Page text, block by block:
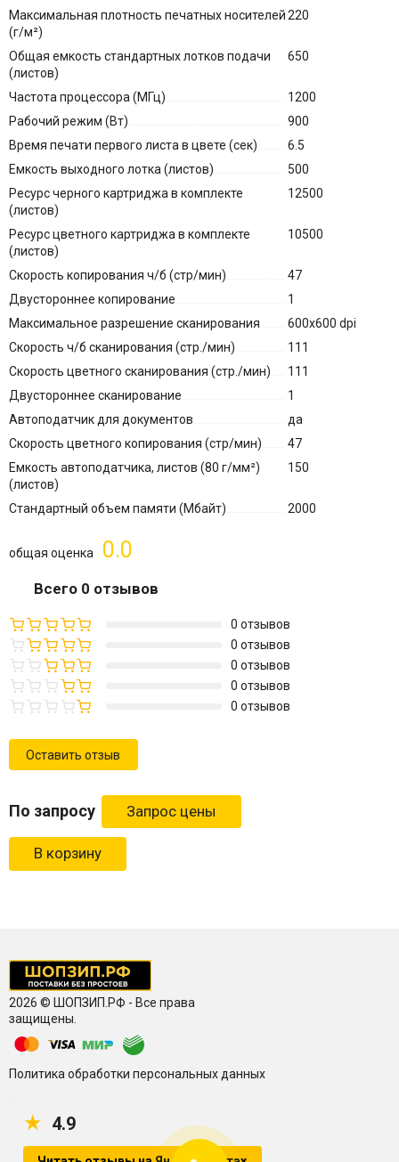
Максимальная плотность печатных носителей
(г/м²)
220
Общая емкость стандартных лотков подачи
(листов)
650
Частота процессора (МГц)
1200
Рабочий режим (Вт)
900
Время печати первого листа в цвете (сек)
6.5
Емкость выходного лотка (листов)
500
Ресурс черного картриджа в комплекте
(листов)
12500
Ресурс цветного картриджа в комплекте
(листов)
10500
Скорость копирования ч/б (стр/мин)
47
Двустороннее копирование
1
Максимальное разрешение сканирования
600x600 dpi
Скорость ч/б сканирования (стр./мин)
111
Скорость цветного сканирования (стр./мин)
111
Двустороннее сканирование
1
Автоподатчик для документов
да
Скорость цветного копирования (стр/мин)
47
Емкость автоподатчика, листов (80 г/мм²)
(листов)
150
Стандартный объем памяти (Мбайт) 2000
0.0
общая оценка
Всего 0 отзывов
0 отзывов
0 отзывов
0 отзывов
0 отзывов
0 отзывов
Оставить отзыв
По запросу
В корзину
2026 © ШОПЗИП.РФ - Все права
защищены.
Политика обработки персональных данных
★ 4.9